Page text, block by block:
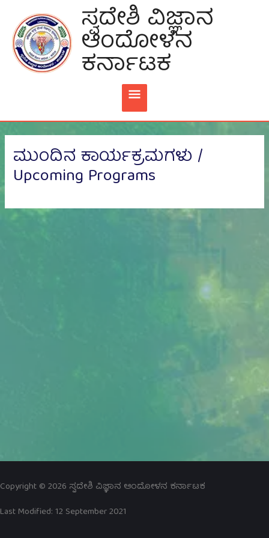
Content
ಸ್ವದೇಶಿ ವಿಜ್ಞಾನ
ಆಂದೋಳನ
ಕರ್ನಾಟಕ
MAIN
MENU
ಮುಂದಿನ ಕಾರ್ಯಕ್ರಮಗಳು /
Upcoming Programs
Copyright © 2026 ಸ್ವದೇಶಿ ವಿಜ್ಞಾನ ಆಂದೋಳನ ಕರ್ನಾಟಕ
Last Modified: 12 September 2021